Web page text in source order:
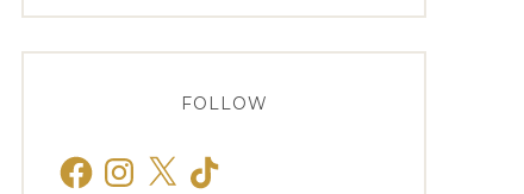
FOLLOW
FacebookInstagram
X TikTok